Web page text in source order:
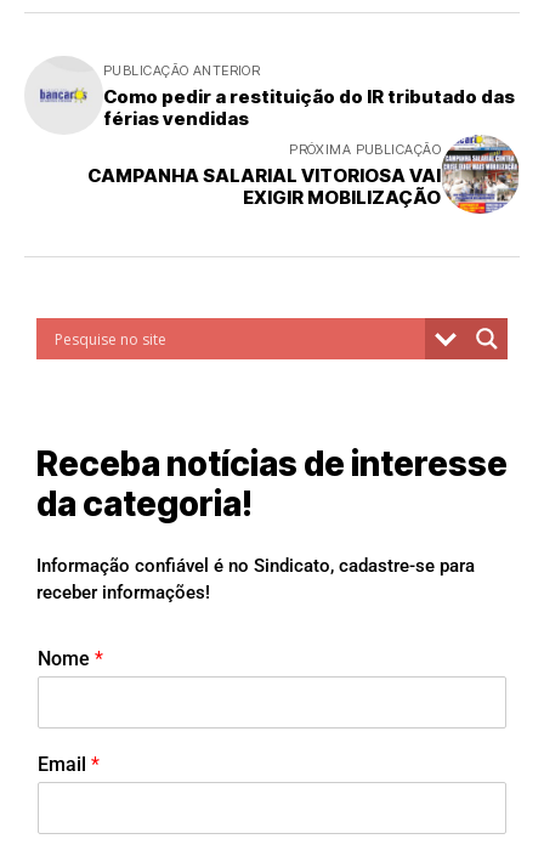
PUBLICAÇÃO ANTERIOR
Como pedir a restituição do IR tributado das
férias vendidas
PRÓXIMA PUBLICAÇÃO
CAMPANHA SALARIAL VITORIOSA VAI
EXIGIR MOBILIZAÇÃO
Receba notícias de interesse
da categoria!
Informação confiável é no Sindicato, cadastre-se para
receber informações!
Nome *
Email *